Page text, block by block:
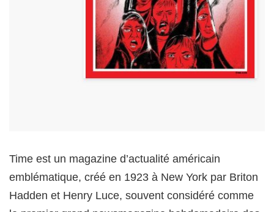
Time est un magazine d’actualité américain
emblématique, créé en 1923 à New York par Briton
Hadden et Henry Luce, souvent considéré comme